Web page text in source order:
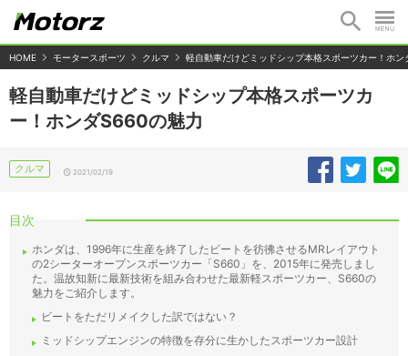
HOME モータースポーツ クルマ 軽自動車だけどミッドシップ本格スポーツカー！ホン
軽自動車だけどミッドシップ本格スポーツカ
ー！ホンダS660の魅力
クルマ 2021/02/19
目次
ホンダは、1996年に生産を終了したビートを彷彿させるMRレイアウト
の2シーターオープンスポーツカー「S660」を、2015年に発売しまし
た。温故知新に最新技術を組み合わせた最新軽スポーツカー、S660の
魅力をご紹介します。
ビートをただリメイクした訳ではない？
ミッドシップエンジンの特徴を存分に生かしたスポーツカー設計